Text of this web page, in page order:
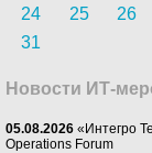
24
25 26
31
Новости ИТ-
05.08.2026 «Интегро
Operations Forum